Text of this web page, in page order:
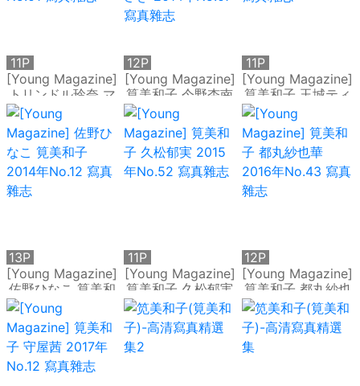
[Young Magazine]
トリンドル玲奈 マ
ギー 筧美和子
2014年No.01 寫真
雜志
11P
[Young Magazine]
筧美和子 今野杏南
中村靜香 丸高愛実
仁藤みさき 2014年
No.07 寫真雜志
12P
[Young Magazine]
筧美和子 玉城ティ
ナ 平嶋夏海 2014
年No.09 寫真雜志
11P
[Young Magazine]
佐野ひなこ 筧美和
子 2014年No.12 寫
真雜志
13P
[Young Magazine]
筧美和子 久松郁実
2015年No.52 寫真
雜志
11P
[Young Magazine]
筧美和子 都丸紗也
華 2016年No.43
寫真雜志
12P